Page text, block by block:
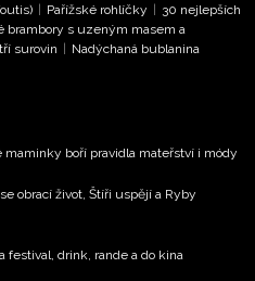
| Pařížské rohlíčky | 30 nejlepších
brambory s uzeným masem a
surovin | Nadýchaná bublanina
boří pravidla mateřství i módy
obrací život, Štíři uspějí a Ryby
festival, drink, rande a do kina